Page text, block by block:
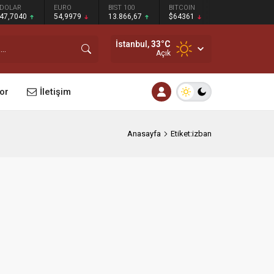
DOLAR
47,7040
EURO
54,9979
BIST 100
13.866,67
BITCOIN
$64361
İstanbul,33°C
Açık
İletişim
Anasayfa Etiket:izban